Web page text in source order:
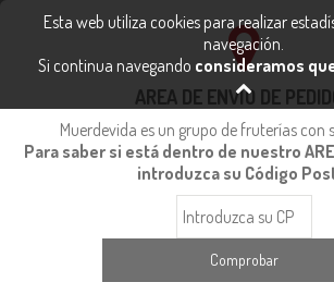
Inicio Verduras Patatas, Cebollas y Ajos
Cebolleta Gorda
Esta web utiliza cookies para realizar
navegación.
Si continua navegando consideramos
AREA DE ENVÍO DE
Muerdevida es un grupo de fruterías con
Para saber si está dentro de nuestro
introduzca su Código